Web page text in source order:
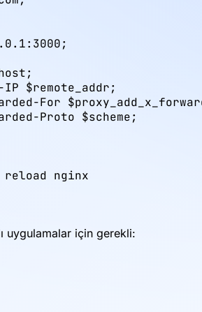
$remote_addr;
For
Proto $scheme;
reload nginx
uygulamalar için gerekli: